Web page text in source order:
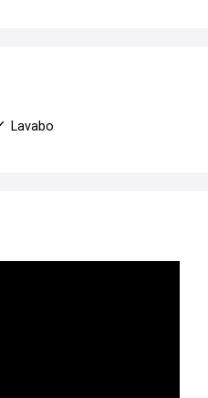
Lavabo